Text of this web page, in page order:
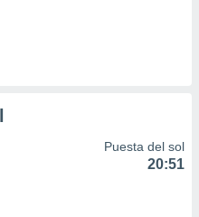
Puesta del sol
20:51